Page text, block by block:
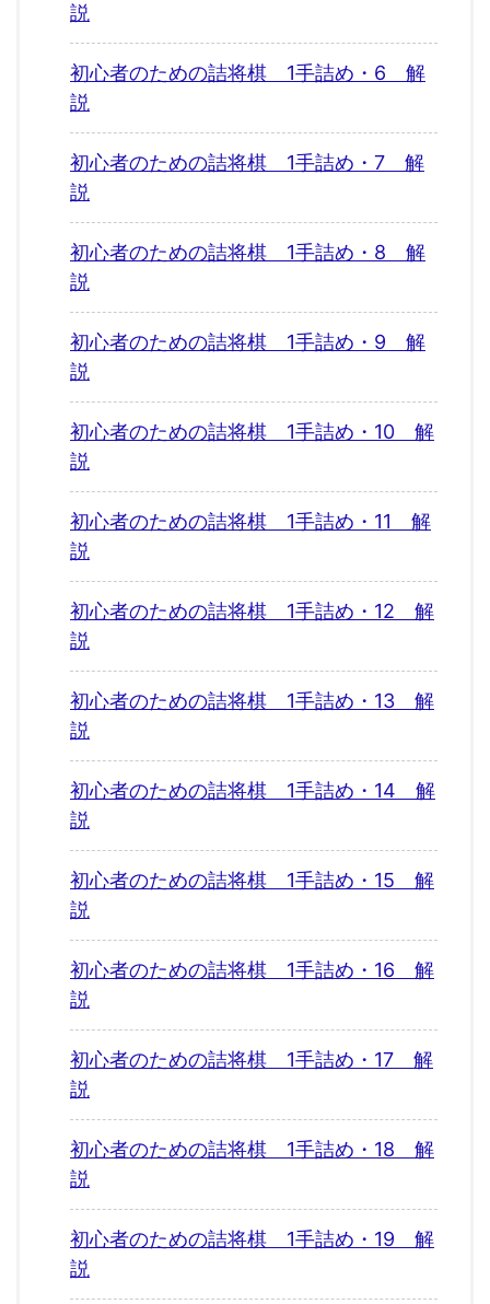
説
初心者のための詰将棋 1手詰め・6 解
説
初心者のための詰将棋 1手詰め・7 解
説
初心者のための詰将棋 1手詰め・8 解
説
初心者のための詰将棋 1手詰め・9 解
説
初心者のための詰将棋 1手詰め・10 解
説
初心者のための詰将棋 1手詰め・11 解
説
初心者のための詰将棋 1手詰め・12 解
説
初心者のための詰将棋 1手詰め・13 解
説
初心者のための詰将棋 1手詰め・14 解
説
初心者のための詰将棋 1手詰め・15 解
説
初心者のための詰将棋 1手詰め・16 解
説
初心者のための詰将棋 1手詰め・17 解
説
初心者のための詰将棋 1手詰め・18 解
説
初心者のための詰将棋 1手詰め・19 解
説